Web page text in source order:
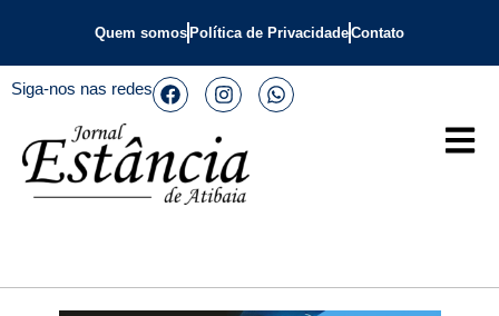
Quem somos Política de PrivacidadeContato
Siga-nos nas redes